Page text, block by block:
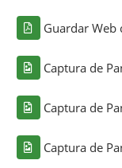
Guardar Web
Captura de
Captura de
Captura de